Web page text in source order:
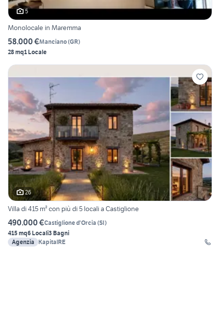
5
Monolocale in Maremma
58.000 €Manciano(GR)
28 mq1 Locale
26
Villa di 415 m² con più di 5 locali a Castiglione
490.000 €Castiglione d'Orcia (SI)
415 mq6 Locali3 Bagni
Agenzia
KapitalRE